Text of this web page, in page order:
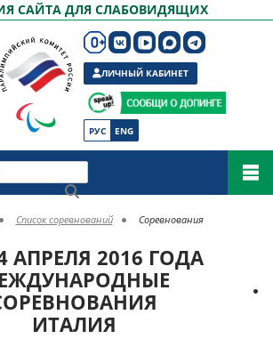
САЙТА ДЛЯ СЛАБОВИДЯЩИХ
РУС ENG
ЛИЧНЫЙ КАБИНЕТ
Список соревнований Соревнования
АПРЕЛЯ 2016 ГОДА
ИТАЛИЯ